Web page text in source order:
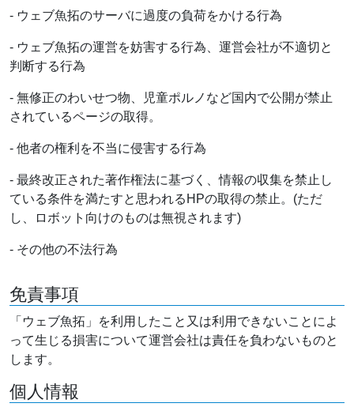
- ウェブ魚拓のサーバに過度の負荷をかける行為
- ウェブ魚拓の運営を妨害する行為、運営会社が不適切と
判断する行為
- 無修正のわいせつ物、児童ポルノなど国内で公開が禁止
されているページの取得。
- 他者の権利を不当に侵害する行為
- 最終改正された著作権法に基づく、情報の収集を禁止し
ている条件を満たすと思われるHPの取得の禁止。(ただ
し、ロボット向けのものは無視されます)
- その他の不法行為
免責事項
「ウェブ魚拓」を利用したこと又は利用できないことによ
って生じる損害について運営会社は責任を負わないものと
します。
個人情報